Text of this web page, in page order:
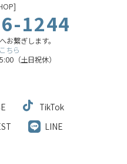
1244
お繋ぎします。
こちら
（土日祝休）
TikTok
LINE